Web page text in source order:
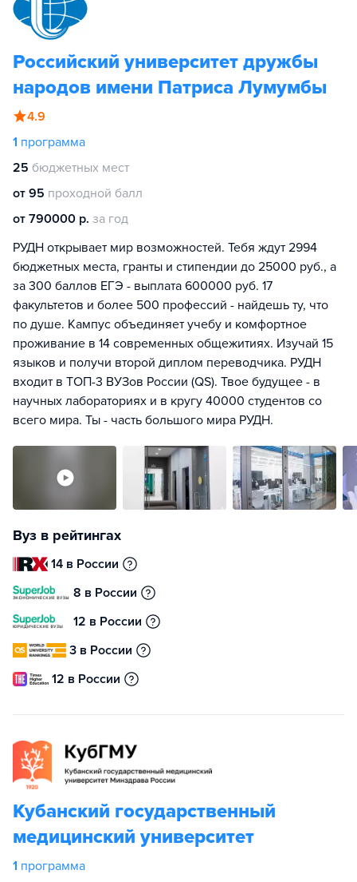
Российский университет дружбы
народов имени Патриса Лумумбы
4.9
1 программа
25 бюджетных мест
от 95 проходной балл
от 790000 р. за год
РУДН открывает мир возможностей. Тебя ждут 2994
бюджетных места, гранты и стипендии до 25000 руб., а
за 300 баллов ЕГЭ - выплата 600000 руб. 17
факультетов и более 500 профессий - найдешь ту, что
по душе. Кампус объединяет учебу и комфортное
проживание в 14 современных общежитиях. Изучай 15
языков и получи второй диплом переводчика. РУДН
входит в ТОП-3 ВУЗов России (QS). Твое будущее - в
научных лабораториях и в кругу 40000 студентов со
всего мира. Ты - часть большого мира РУДН.
Вуз в рейтингах
14 в России
8 в России
12 в России
3 в России
12 в России
Кубанский государственный
медицинский университет
1 программа